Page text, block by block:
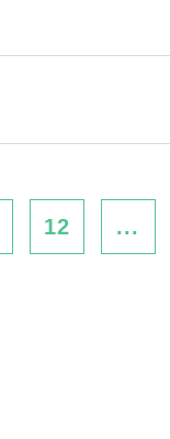
12 ...